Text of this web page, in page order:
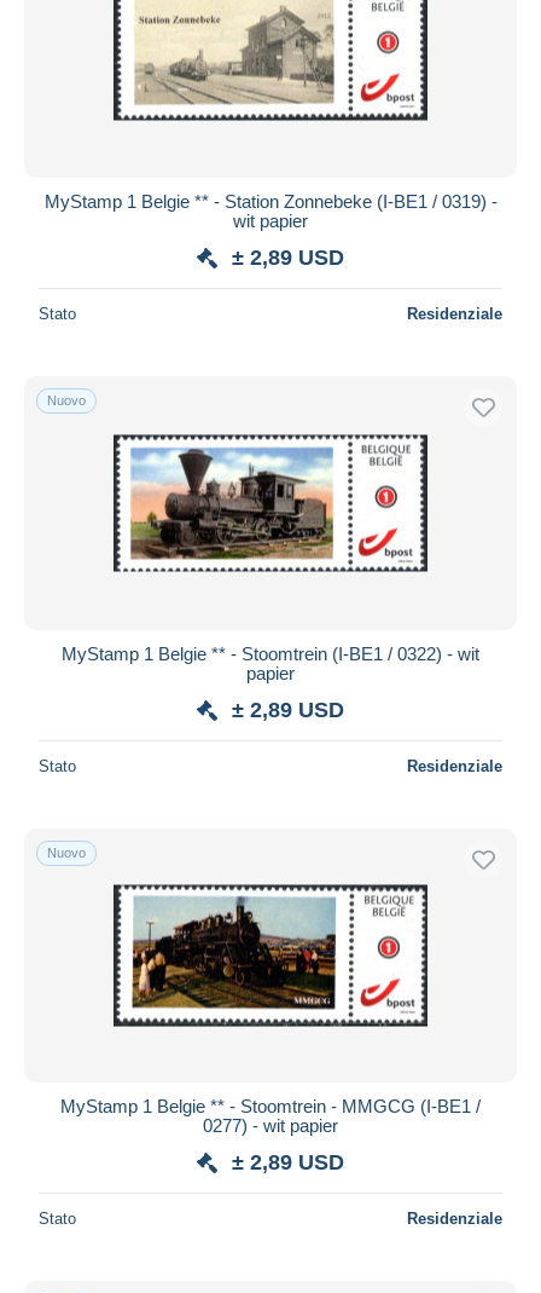
MyStamp 1 Belgie ** - Station Zonnebeke (I-BE1 / 0319) -
wit papier
± 2,89 USD
Stato Residenziale
Nuovo
MyStamp 1 Belgie ** - Stoomtrein (I-BE1 / 0322) - wit
papier
± 2,89 USD
Stato Residenziale
Nuovo
MyStamp 1 Belgie ** - Stoomtrein - MMGCG (I-BE1 /
0277) - wit papier
± 2,89 USD
Stato Residenziale